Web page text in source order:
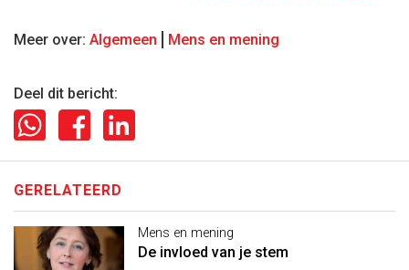
Meer over: Algemeen Mens en mening
Deel dit bericht:
GERELATEERD
Mens en mening
De invloed van je stem